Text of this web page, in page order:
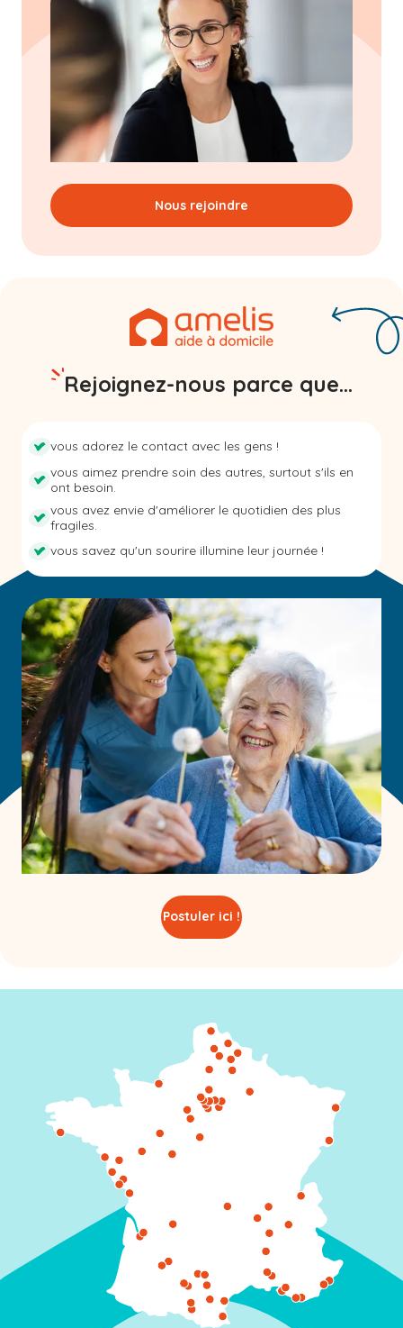
Nous rejoindre
Rejoignez-nous parce que...
vous adorez le contact avec les gens !
vous aimez prendre soin des autres, surtout s'ils en
ont besoin.
vous avez envie d'améliorer le quotidien des plus
fragiles.
vous savez qu'un sourire illumine leur journée !
Postuler ici !